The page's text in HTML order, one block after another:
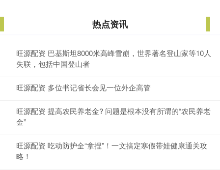
热点资讯
旺源配资 巴基斯坦8000米高峰雪崩，世界著名登山家等10人
失联，包括中国登山者
旺源配资 多位书记省长会见一位外企高管
旺源配资 提高农民养老金? 问题是根本没有所谓的“农民养老
金”
旺源配资 吃动防护全“拿捏”！一文搞定寒假带娃健康通关攻
略！